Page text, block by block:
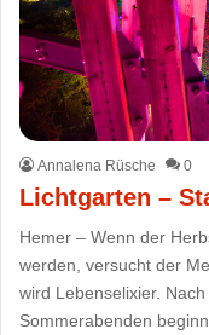
Annalena Rüsche 0
Lichtgarten –
Hemer – Wenn der
werden, versucht der
wird Lebenselixier.
Sommerabenden